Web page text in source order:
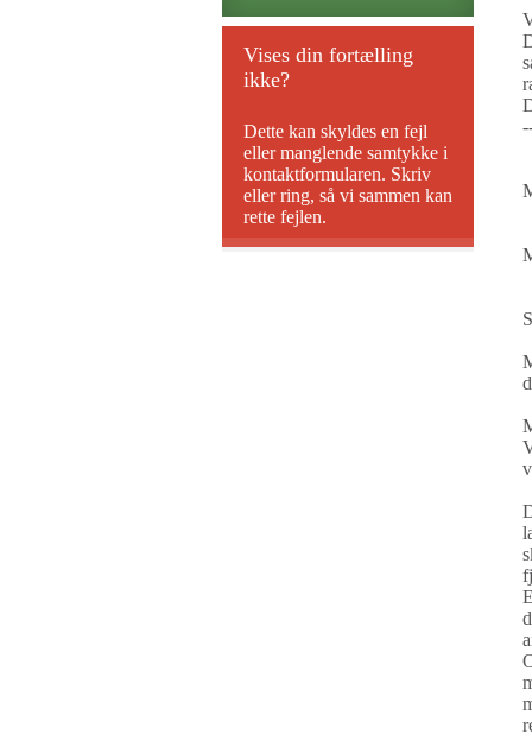
Vises din fortælling
ikke?
Dette kan skyldes en fejl
eller manglende samtykke i
kontaktformularen. Skriv
eller ring, så vi sammen kan
rette fejlen.